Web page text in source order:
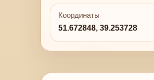
Координаты
51.672848, 39.253728